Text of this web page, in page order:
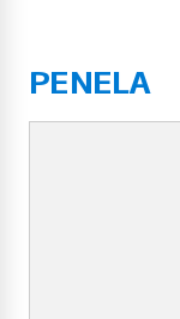
PENELA